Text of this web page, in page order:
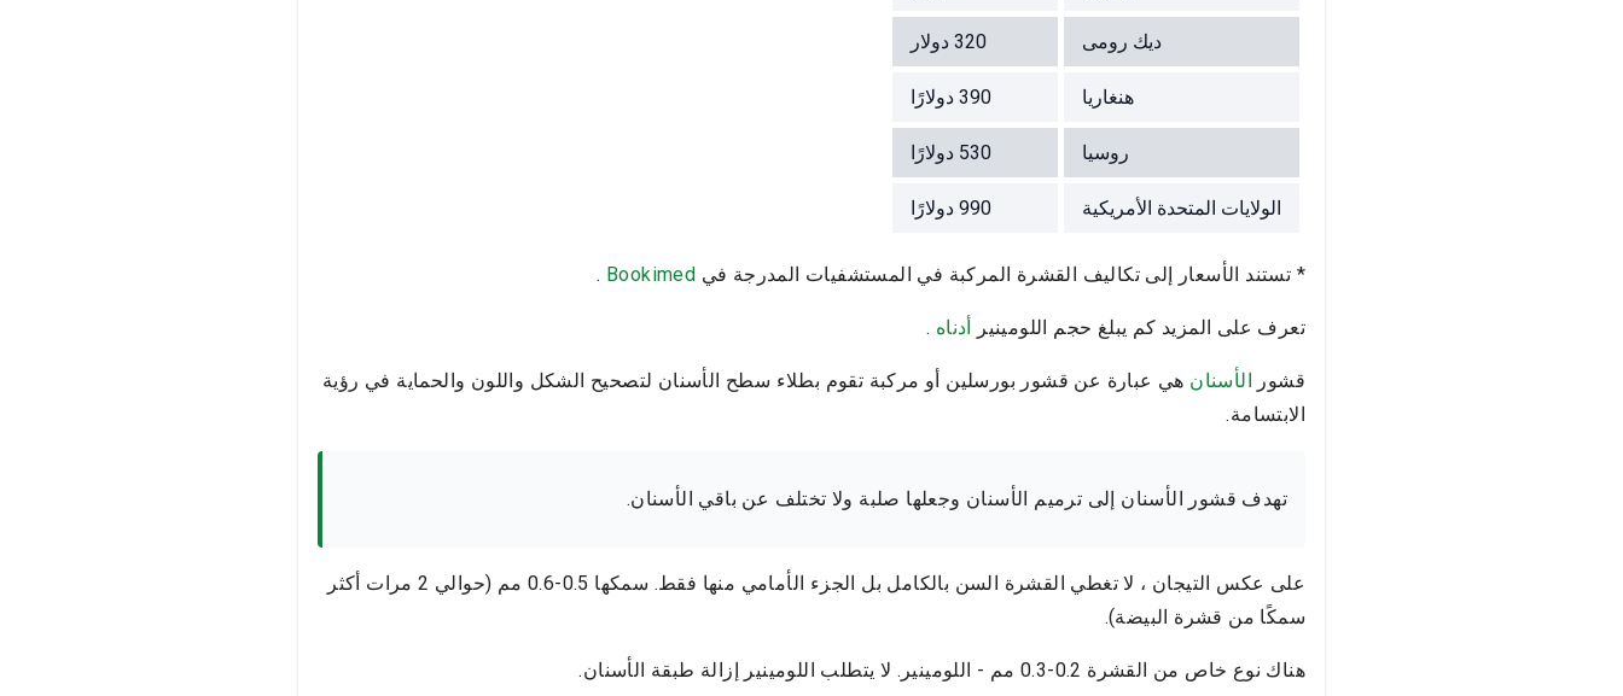
ديك رومى 320 دولار
هنغاريا 390 دولارًا
روسيا 530 دولارًا
الولايات المتحدة الأمريكية 990 دولارًا
* تستند الأسعار إلى تكاليف القشرة المركبة في المستشفيات المدرجة في Bookimed
.
تعرف على المزيد كم يبلغ حجم اللومينير أدناه .
قشور الأسنان هي عبارة عن قشور بورسلين أو مركبة تقوم بطلاء سطح الأسنان لتصحيح الشكل واللون والحماية في رؤية
الابتسامة.
تهدف قشور الأسنان إلى ترميم الأسنان وجعلها صلبة ولا تختلف عن باقي الأسنان.
على عكس التيجان ، لا تغطي القشرة السن بالكامل بل الجزء الأمامي منها فقط. سمكها 0.5-0.6 مم (حوالي 2 مرات أكثر
سمكًا من قشرة البيضة).
هناك نوع خاص من القشرة 0.2-0.3 مم - اللومينير. لا يتطلب اللومينير إزالة طبقة الأسنان.